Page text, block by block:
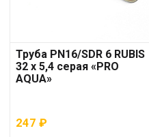
Труба PN16/SDR 6 RUBIS
32 x 5,4 серая «PRO
AQUA»
247 ₽